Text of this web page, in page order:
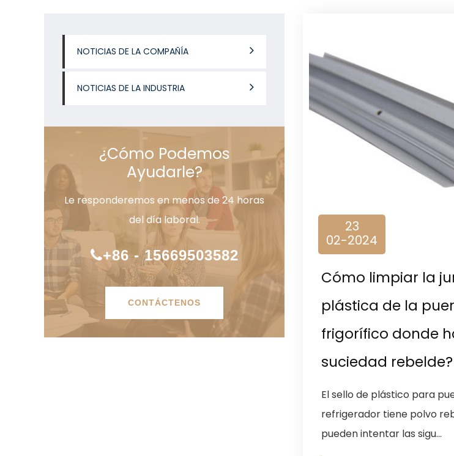
NOTICIAS DE LA COMPAÑÍA
NOTICIAS DE LA INDUSTRIA
¿Cómo Podemos
Ayudarle?
Le responderemos en menos de 24 horas
del día laboral.
+86 - 15669503582
CONTÁCTENOS
23
02-2024
Cómo limpiar la
plástica de la
frigorífico donde
suciedad rebelde?
El sello de plástico para
refrigerador tiene polvo
pueden intentar las sigu...